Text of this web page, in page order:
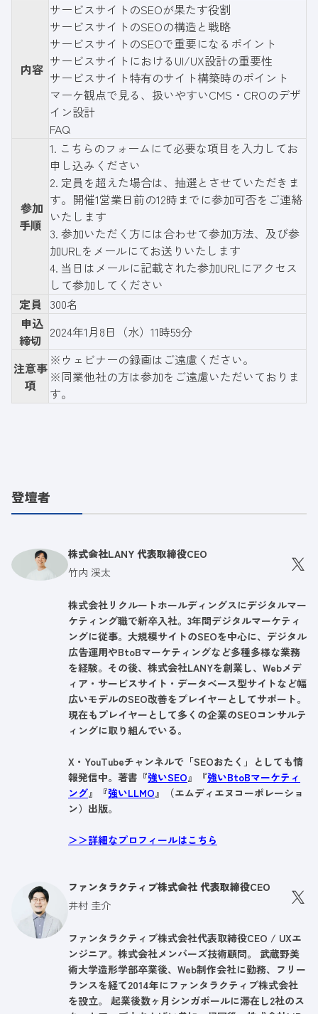
内容
サービスサイトのSEOが果たす役割
サービスサイトのSEOの構造と戦略
サービスサイトのSEOで重要になるポイント
サービスサイトにおけるUI/UX設計の重要性
サービスサイト特有のサイト構築時のポイント
マーケ観点で見る、扱いやすいCMS・CROのデザ
イン設計
FAQ
参加
手順
1. こちらのフォーム にて必要な項目を入力してお
申し込みください
2. 定員を超えた場合は、抽選とさせていただきま
す。開催1営業日前の12時までに参加可否をご連絡
いたします
3. 参加いただく方には合わせて参加方法、及び参
加URLをメールにてお送りいたします
4. 当日はメールに記載された参加URLにアクセス
して参加してください
定員 300名
申込
締切 2024年1月8日（水）11時59分
注意事
項
※ウェビナーの録画はご遠慮ください。
※同業他社の方は参加をご遠慮いただいておりま
す。
登壇者
株式会社LANY 代表取締役CEO
竹内 渓太
株式会社リクルートホールディングスにデジタルマー
ケティング職で新卒入社。3年間デジタルマーケティ
ングに従事。大規模サイトのSEOを中心に、デジタル
広告運用やBtoBマーケティングなど多種多様な業務
を経験。その後、株式会社LANYを創業し、Webメデ
ィア・サービスサイト・データベース型サイトなど幅
広いモデルのSEO改善をプレイヤーとしてサポート。
現在もプレイヤーとして多くの企業のSEOコンサルテ
ィングに取り組んでいる。
X・YouTubeチャンネルで「SEOおたく」としても情
報発信中。著書『強いSEO』『強いBtoBマーケティ
ング』『強いLLMO』（エムディエヌコーポレーショ
ン）出版。
＞＞詳細なプロフィールはこちら
ファンタラクティブ株式会社 代表取締役CEO
井村 圭介
ファンタラクティブ株式会社代表取締役CEO / UXエ
ンジニア。株式会社メンバーズ技術顧問。 武蔵野美
術大学造形学部卒業後、Web制作会社に勤務、フリー
ランスを経て2014年にファンタラクティブ株式会社
を設立。 起業後数ヶ月シンガポールに滞在し2社のス